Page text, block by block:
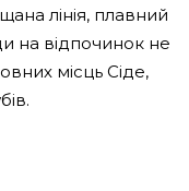
лінія, плавний
на відпочинок не
місць Сіде,